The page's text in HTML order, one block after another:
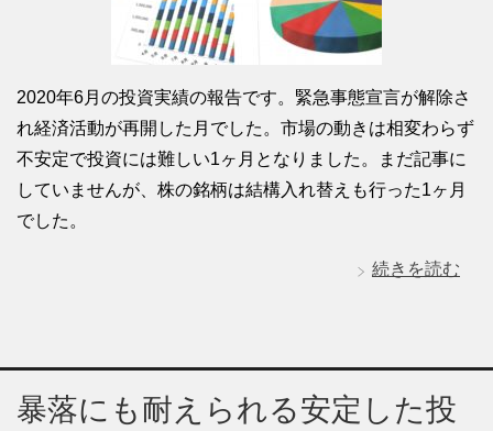
2020年6月の投資実績の報告です。緊急事態宣言が解除さ
れ経済活動が再開した月でした。市場の動きは相変わらず
不安定で投資には難しい1ヶ月となりました。まだ記事に
していませんが、株の銘柄は結構入れ替えも行った1ヶ月
でした。
続きを読む
暴落にも耐えられる安定した投